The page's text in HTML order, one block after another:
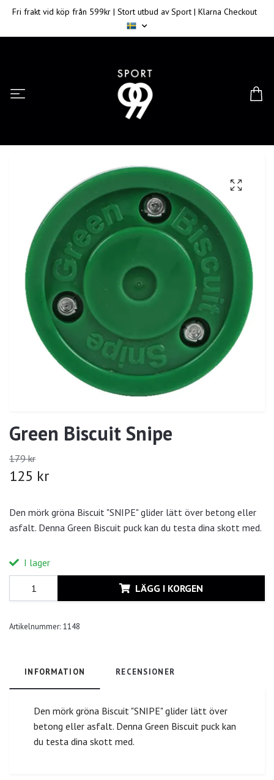
Fri frakt vid köp från 599kr | Stort utbud av Sport | Klarna Checkout
Green Biscuit Snipe
179 kr
125 kr
Den mörk gröna Biscuit "SNIPE" glider lätt över betong eller
asfalt. Denna Green Biscuit puck kan du testa dina skott med.
I lager
LÄGG I KORGEN
Artikelnummer: 1148
INFORMATION RECENSIONER
Den mörk gröna Biscuit "SNIPE" glider lätt över
betong eller asfalt. Denna Green Biscuit puck kan
du testa dina skott med.